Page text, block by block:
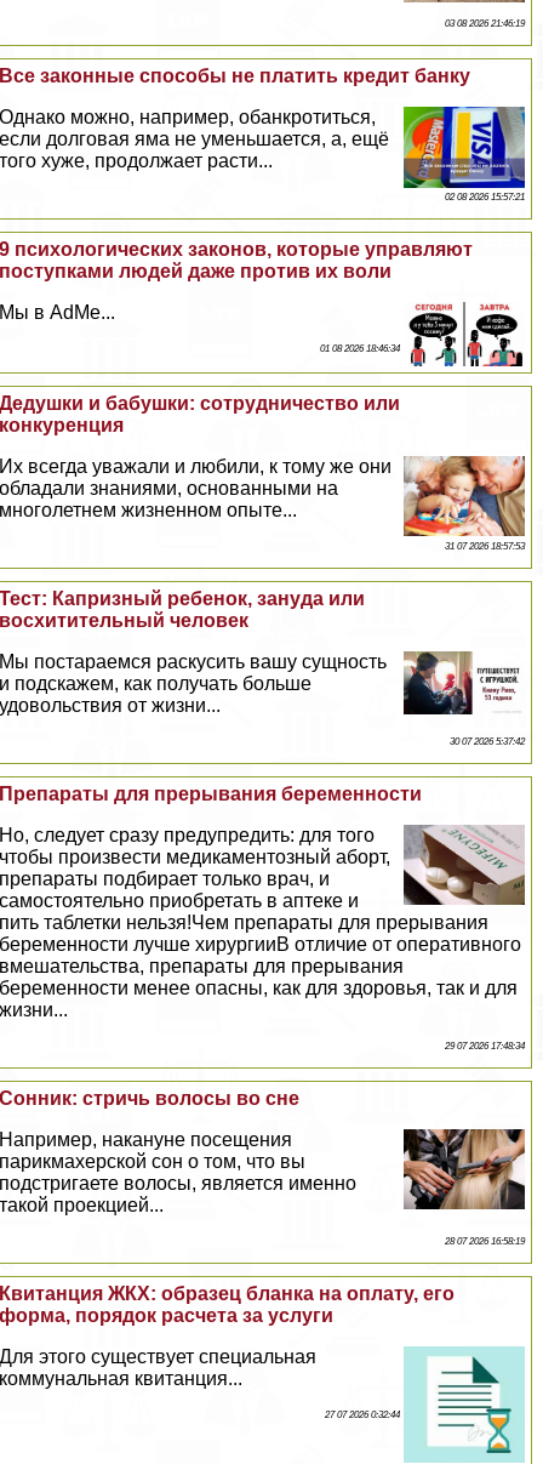
03 08 2026 21:46:19
Все законные способы не платить кредит банку
Однако можно, например, обанкротиться,
если долговая яма не уменьшается, а, ещё
того хуже, продолжает расти...
02 08 2026 15:57:21
9 психологических законов, которые управляют
поступками людей даже против их воли
Мы в AdMe...
01 08 2026 18:46:34
Дедушки и бабушки: сотрудничество или
конкуренция
Их всегда уважали и любили, к тому же они
обладали знаниями, основанными на
многолетнем жизненном опыте...
31 07 2026 18:57:53
Тест: Капризный ребенок, зануда или
восхитительный человек
Мы постараемся раскусить вашу сущность
и подскажем, как получать больше
удовольствия от жизни...
30 07 2026 5:37:42
Препараты для прерывания беременности
Но, следует сразу предупредить: для того
чтобы произвести медикаментозный aбopт,
препараты подбирает только врач, и
самостоятельно приобретать в аптеке и
пить таблетки нельзя!Чем препараты для прерывания
беременности лучше хирургииВ отличие от оперативного
вмешательства, препараты для прерывания
беременности менее опасны, как для здоровья, так и для
жизни...
29 07 2026 17:48:34
Сонник: стричь волосы во сне
Например, накануне посещения
парикмахерской сон о том, что вы
подстригаете волосы, является именно
такой проекцией...
28 07 2026 16:58:19
Квитанция ЖКХ: образец бланка на оплату, его
форма, порядок расчета за услуги
Для этого существует специальная
коммунальная квитанция...
27 07 2026 0:32:44